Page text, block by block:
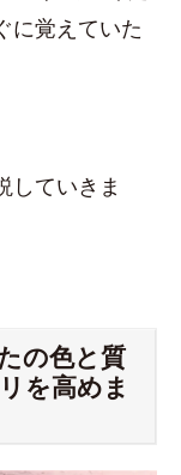
に覚えていた
していきま
の色と質
を高めま